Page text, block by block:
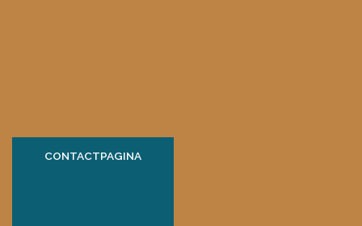
CONTACTPAGINA